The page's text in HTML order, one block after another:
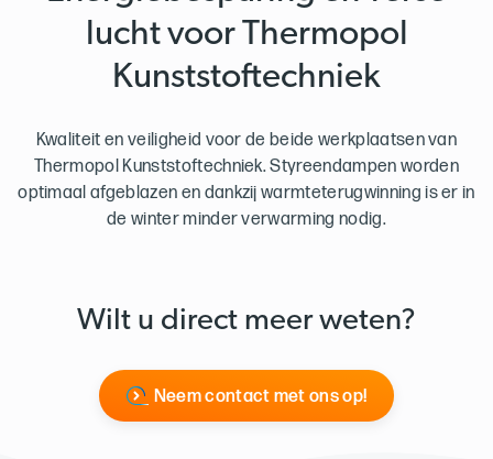
lucht voor Thermopol
Kunststoftechniek
Kwaliteit en veiligheid voor de beide werkplaatsen van
Thermopol Kunststoftechniek. Styreendampen worden
optimaal afgeblazen en dankzij warmteterugwinning is er in
de winter minder verwarming nodig.
Wilt u direct meer weten?
Neem contact met ons op!